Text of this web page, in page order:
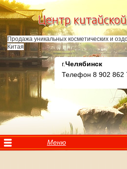
Перейти к основному содержанию
Продажа уникальных косметических и
Китая
г.Челябинск
Телефон 8 902 862
Меню